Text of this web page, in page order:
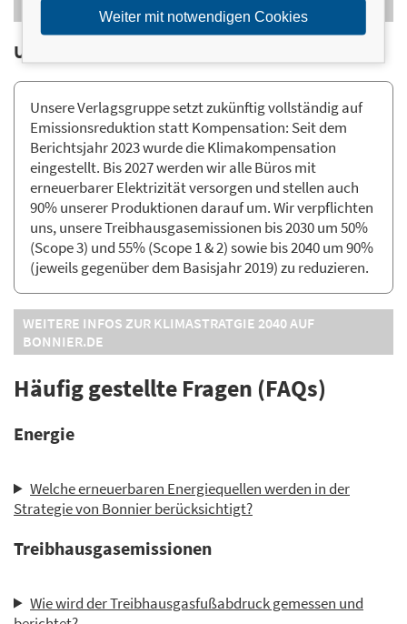
Unsere Nachhaltigkeitsstrategie bis 2040
Unsere Verlagsgruppe setzt zukünftig vollständig auf
Emissionsreduktion statt Kompensation: Seit dem
Berichtsjahr 2023 wurde die Klimakompensation
eingestellt. Bis 2027 werden wir alle Büros mit
erneuerbarer Elektrizität versorgen und stellen auch
90% unserer Produktionen darauf um. Wir verpflichten
uns, unsere Treibhausgasemissionen bis 2030 um 50%
(Scope 3) und 55% (Scope 1 & 2) sowie bis 2040 um 90%
(jeweils gegenüber dem Basisjahr 2019) zu reduzieren.
WEITERE INFOS ZUR KLIMASTRATGIE 2040 AUF
BONNIER.DE
Häufig gestellte Fragen (FAQs)
Energie
Welche erneuerbaren Energiequellen werden in der
Strategie von Bonnier berücksichtigt?
Treibhausgasemissionen
Wie wird der Treibhausgasfußabdruck gemessen und
Weiter mit notwendigen Cookies